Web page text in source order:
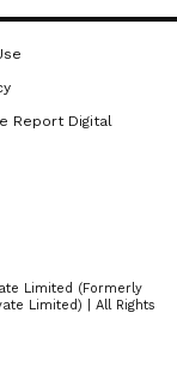
ಸಾಕಷ್ಟು
ಎಷ್ಟು
ಎಲ್ಲವೂ
Report Digital
Limited (Formerly
Limited) | All Rights